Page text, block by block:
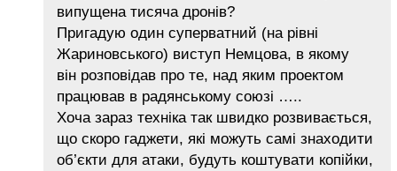
випущена тисяча дронів?
Пригадую один суперватний (на рівні
Жариновського) виступ Немцова, в якому
він розповідав про те, над яким проектом
працював в радянському союзі …..
Хоча зараз техніка так швидко розвивається,
що скоро гаджети, які можуть самі знаходити
об’єкти для атаки, будуть коштувати копійки,